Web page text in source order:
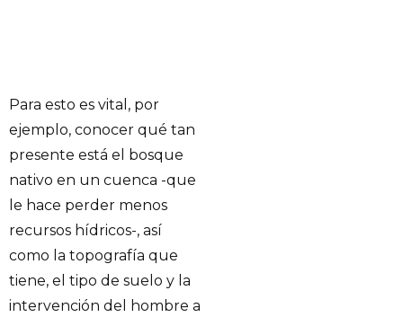
Para esto es vital, por
ejemplo, conocer qué tan
presente está el bosque
nativo en un cuenca -que
le hace perder menos
recursos hídricos-, así
como la topografía que
tiene, el tipo de suelo y la
intervención del hombre a